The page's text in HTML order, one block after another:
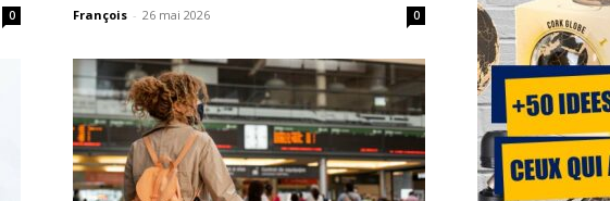
0 François - 26 mai 2026 0